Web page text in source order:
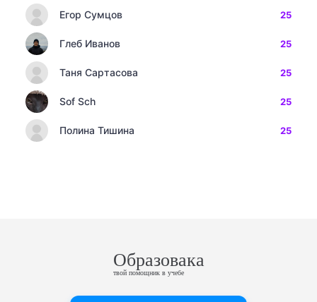
Егор Сумцов 25
Глеб Иванов 25
Таня Сартасова 25
Sof Sch 25
Полина Тишина 25
Образовака
твой помощник в учебе